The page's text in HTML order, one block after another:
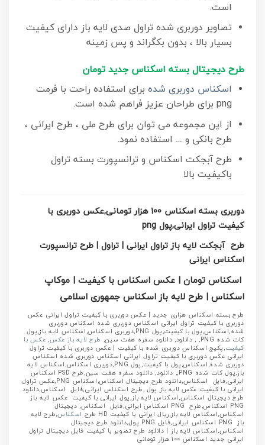
است.
تصاویر دوربری شده تراول صدی لایه باز دارای کیفیت
بسیار بالا ، بدون بکگراند و پس زمینه
طرح دیجیتال بسته اسکناس جدید تومان
اسکناس دوربری شدهبرای استفاده راحت با فرمت
png برای طراحان عزیز فراهم شده است.
از این مجموعه می توان برای طرح ملی ، طرح ایرانی ،
طرح بانکی و … استفاده نمود.
طرح آبجکت اسکناس و ترانسپورت بسته تراول
باکیفیت بالا
دوربری بسته اسکناس 100 هزار تومانی,عکس دوربری با
کیفیت تراول ایرانی,پول png
طرح آبجکت لایه باز تراول ایرانی | تراول | طرح ترانسپورت
اسکناس ایرانی
اسکناس تومان | عکس اسکناس با کیفیت | موکاپ
اسکناس | طرح لایه باز اسکناس جمهوری اسلامی
طرح بسته اسکناس هزاری جدید | عکس دوربری با کیفیت تراول ایرانی عکس
دوربری با کیفیت تراول ایرانی اسکناس دوربری شده اسکناس دوربری
شده,اسکناس,پول با کیفیت,پول PNG,دوربری اسکناس,اسکناس لایه باز,پول
کات شده PNG, , دانلود, دانلود سفره هفت سین,
طرح لایه باز عکس, عکس با
کیفیت,پکیج اسکناس دوربری شده با کیفیت | عکس دوربری با کیفیت تراول
ایرانی عکس دوربری با کیفیت تراول ایرانی اسکناس دوربری شده اسکناس
دوربری شده,اسکناس,پول با کیفیت,پول PNG,دوربری اسکناس,اسکناس لایه
باز,پول کات شده PNG,, دانلود, دانلود سفره هفت سین,طرح PSD اسکناس
ایرانی,فایل اسکناس,دانلود طرح دیجیتال اسکناس,اسکناس PNG,عکس تراول
ایرانی با کیفیت عکس لایه باز پول ,طرح اسکناس ایرانی,فایل اسکناس,دانلود
طرح دیجیتال اسکناس,اسکناس لایه باز,پول ایرانی با کیفیت عکس لایه باز
PNG اسکناس,طرح PNG اسکناس ایرانی,فایل اسکناس, دیجیتال
اسکناس,اسکناس لایه باز,ریال ایرانی با کیفیت HD طرح
اسکناس,طرح لایه
باز PNG اسکناس ایرانی,فایل PNG پول,دانلود طرح دیجیتال
اسکناس,اسکناس لایه باز | دانلود طرح تصویر با کیفیت فایل دیجیتال تراول
ایرانی جدید اسکناس 100 هزار تومانی